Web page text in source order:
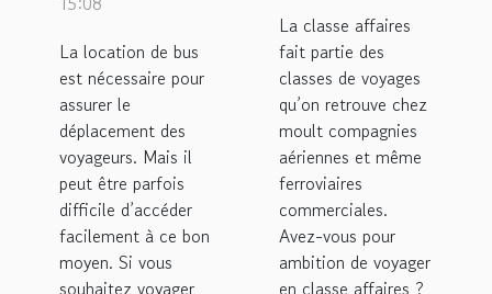
par ‘’Cars
de
France’’
pour la
location
de bus ?
La location de bus
est nécessaire pour
assurer le
déplacement des
voyageurs. Mais il
peut être parfois
difficile d’accéder
facilement à ce bon
moyen. Si vous
avantages
La classe affaires
fait partie des
classes de voyages
qu’on retrouve chez
moult compagnies
aériennes et même
ferroviaires
commerciales.
Avez-vous pour
ambition de voyager